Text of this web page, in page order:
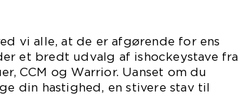
vi alle, at de er afgørende for ens
et bredt udvalg af ishockeystave fra
CCM og Warrior. Uanset om du
din hastighed, en stivere stav til